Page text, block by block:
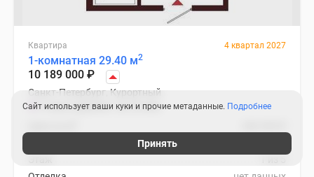
Квартира 4 квартал 2027
1-комнатная 29.40 м2
10 189 000 ₽
Санкт-Петербург, Курортный
Старая деревня
30 мин.
Сайт использует ваши куки и прочие метаданные. Подробнее
Принять